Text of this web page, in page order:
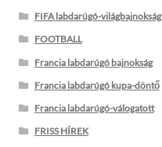
FIFA labdarúgó-világbajnokság
FOOTBALL
Francia labdarúgó bajnokság
Francia labdarúgó kupa-döntő
Francia labdarúgó-válogatott
FRISS HÍREK